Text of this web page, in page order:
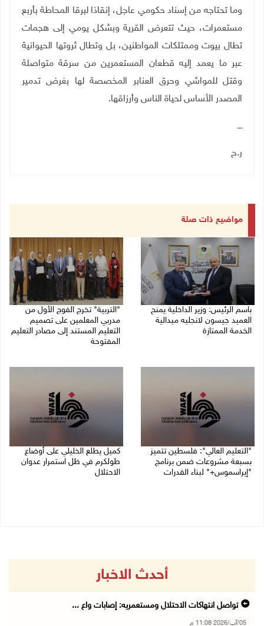
وما تحتاجه من إسناد حكومي عاجل، إنقاذا لبرقا المحاطة بأربع
مستعمرات، حيث تتعرض القرية وبشكل يومي إلى هجمات
تطال بيوت وممتلكات المواطنين، بل وتطال ثروتها الحيوانية
عبر ما يعمد إليه قطعان المستعمرين من سرقة متواصلة
وقتل للمواشي وحرق العنابر المخصصة لها بغرض تدمير
المصدر الأساس لحياة الناس وأرزاقها.
ــــ
ر.ح
مواضيع ذات صلة
باسم الرئيس: وزير الداخلية يمنح
العميد جيسون لانجليه ميدالية
الخدمة الممتازة
"التربية" تخرج الفوج الأول من
مدربي المعلمين على تصميم
التعليم المستند إلى مصادر التعليم
المفتوحة
"التعليم العالي": فلسطين تتميز
بسبعة مشروعات ضمن برنامج
"إيراسموس+" لبناء القدرات
كميل يطلع الخليلي على أوضاع
طولكرم في ظل استمرار عدوان
الاحتلال
أحدث الاخبار
تواصل انتهاكات الاحتلال ومستعمريه: إصابات واع ...
05/آب/2026 11:08 م